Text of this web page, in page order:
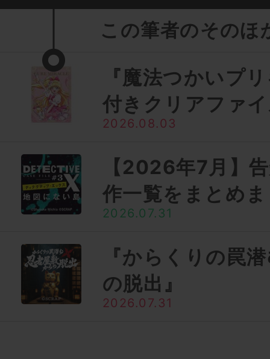
この筆者のそのほ
『魔法つかいプ
付きクリアファ
2026.08.03
【2026年7月】
作一覧をまとめ
2026.07.31
『からくりの罠
の脱出』
2026.07.31